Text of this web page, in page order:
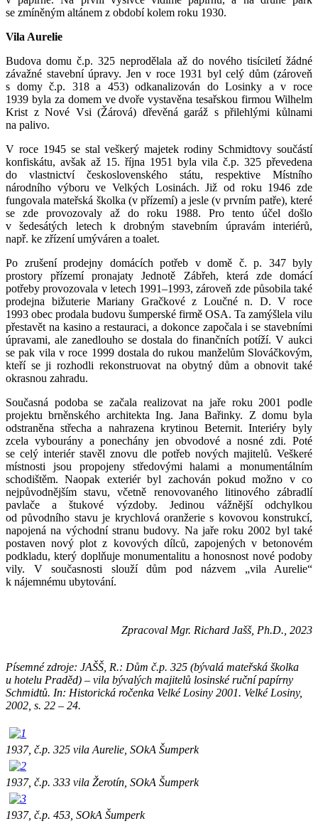
se zmíněným altánem z období kolem roku 1930.
Vila Aurelie
Budova domu č.p. 325 neprodělala až do nového tisíciletí žádné
závažné stavební úpravy. Jen v roce 1931 byl celý dům (zároveň
s domy č.p. 318 a 453) odkanalizován do Losinky a v roce
1939 byla za domem ve dvoře vystavěna tesařskou firmou Wilhelm
Krist z Nové Vsi (Žárová) dřevěná garáž s přilehlými kůlnami
na palivo.
V roce 1945 se stal veškerý majetek rodiny Schmidtovy součástí
konfiskátu, avšak až 15. října 1951 byla vila č.p. 325 převedena
do vlastnictví československého státu, respektive Místního
národního výboru ve Velkých Losinách. Již od roku 1946 zde
fungovala mateřská školka (v přízemí) a jesle (v prvním patře), které
se zde provozovaly až do roku 1988. Pro tento účel došlo
v šedesátých letech k drobným stavebním úpravám interiérů,
např. ke zřízení umýváren a toalet.
Po zrušení prodejny domácích potřeb v domě č. p. 347 byly
prostory přízemí pronajaty Jednotě Zábřeh, která zde domácí
potřeby provozovala v letech 1991–1993, zároveň zde působila také
prodejna bižuterie Mariany Gračkové z Loučné n. D. V roce
1993 obec prodala budovu šumperské firmě OSA. Ta zamýšlela vilu
přestavět na kasino a restauraci, a dokonce započala i se stavebními
úpravami, ale zanedlouho se dostala do finančních potíží. V aukci
se pak vila v roce 1999 dostala do rukou manželům Slováčkovým,
kteří se ji rozhodli rekonstruovat na obytný dům a obnovit také
okrasnou zahradu.
Současná podoba se začala realizovat na jaře roku 2001 podle
projektu brněnského architekta Ing. Jana Bařinky. Z domu byla
odstraněna střecha a nahrazena krytinou Beternit. Interiéry byly
zcela vybourány a ponechány jen obvodové a nosné zdi. Poté
se celý interiér stavěl znovu dle potřeb nových majitelů. Veškeré
místnosti jsou propojeny středovými halami a monumentálním
schodištěm. Naopak exteriér byl zachován pokud možno v co
nejpůvodnějším stavu, včetně renovovaného litinového zábradlí
pavlače a štukové výzdoby. Jedinou vážnější odchylkou
od původního stavu je krychlová oranžerie s kovovou konstrukcí,
napojená na východní stranu budovy. Na jaře roku 2002 byl také
postaven nový plot z kovových dílců, zapojených v betonovém
podkladu, který doplňuje monumentalitu a honosnost nové podoby
vily. V současnosti slouží dům pod názvem „vila Aurelie“
k nájemnému ubytování.
Zpracoval Mgr. Richard Jašš, Ph.D., 2023
Písemné zdroje: JAŠŠ, R.: Dům č.p. 325 (bývalá mateřská školka
u hotelu Praděd) – vila bývalých majitelů losinské ruční papírny
Schmidtů. In: Historická ročenka Velké Losiny 2001. Velké Losiny,
2002, s. 22 – 24.
1937, č.p. 325 vila Aurelie, SOkA Šumperk
1937, č.p. 333 vila Žerotín, SOkA Šumperk
1937, č.p. 453, SOkA Šumperk